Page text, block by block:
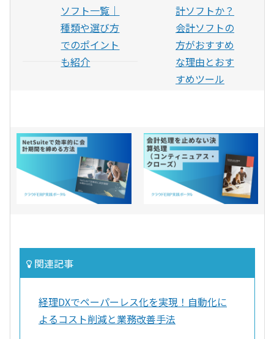
ソフト一覧｜
種類や選び方
でのポイント
も紹介
計ソフトか？
会計ソフトの
方がおすすめ
な理由とおす
すめツール
関連記事
経理DXでペーパーレス化を実現！自動化に
よるコスト削減と業務改善手法